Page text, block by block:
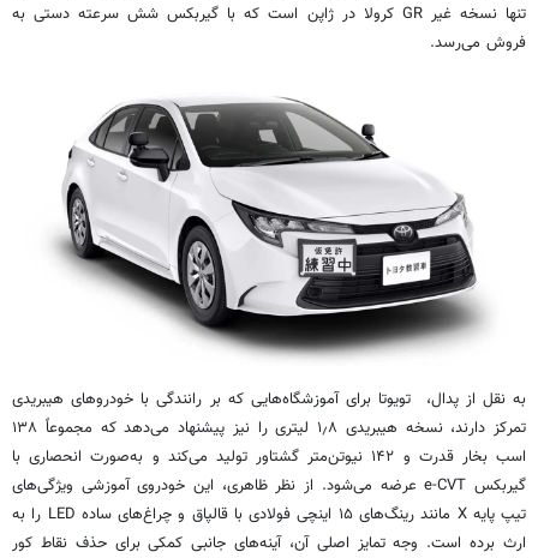
تنها نسخه غیر GR کرولا در ژاپن است که با گیربکس شش سرعته دستی به
فروش می‌رسد.
به نقل از پدال، تویوتا برای آموزشگاه‌هایی که بر رانندگی با خودروهای هیبریدی
تمرکز دارند، نسخه هیبریدی ۱٫۸ لیتری را نیز پیشنهاد می‌دهد که مجموعاً ۱۳۸
اسب بخار قدرت و ۱۴۲ نیوتن‌متر گشتاور تولید می‌کند و به‌صورت انحصاری با
گیربکس e-CVT عرضه می‌شود. از نظر ظاهری، این خودروی آموزشی ویژگی‌های
تیپ پایه X مانند رینگ‌های ۱۵ اینچی فولادی با قالپاق و چراغ‌های ساده LED را به
ارث برده است. وجه تمایز اصلی آن، آینه‌های جانبی کمکی برای حذف نقاط کور